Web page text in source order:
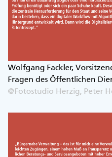
Wolfgang Fackler,
Fragen des Öffentlichen
@Fotostudio Herzig, Peter